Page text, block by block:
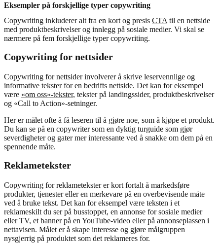
Eksempler på forskjellige typer copywriting
Copywriting inkluderer alt fra en kort og presis CTA til en nettside
med produktbeskrivelser og innlegg på sosiale medier. Vi skal se
nærmere på fem forskjellige typer copywriting.
Copywriting for nettsider
Copywriting for nettsider involverer å skrive leservennlige og
informative tekster for en bedrifts nettside. Det kan for eksempel
være «om oss»-tekster, tekster på landingssider, produktbeskrivelser
og «Call to Action»-setninger.
Her er målet ofte å få leseren til å gjøre noe, som å kjøpe et produkt.
Du kan se på en copywriter som en dyktig turguide som gjør
severdigheter og gater mer interessante ved å snakke om dem på en
spennende måte.
Reklametekster
Copywriting for reklametekster er kort fortalt å markedsføre
produkter, tjenester eller en merkevare på en overbevisende måte
ved å bruke tekst. Det kan for eksempel være teksten i et
reklameskilt du ser på busstoppet, en annonse for sosiale medier
eller TV, et banner på en YouTube-video eller på annonseplassen i
nettavisen. Målet er å skape interesse og gjøre målgruppen
nysgjerrig på produktet som det reklameres for.